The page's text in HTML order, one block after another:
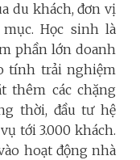
du khách, đơn vị
Học sinh là
phần lớn doanh
tính trải nghiệm
thêm các chặng
thời, đầu tư hệ
tới 3.000 khách.
hoạt động nhà